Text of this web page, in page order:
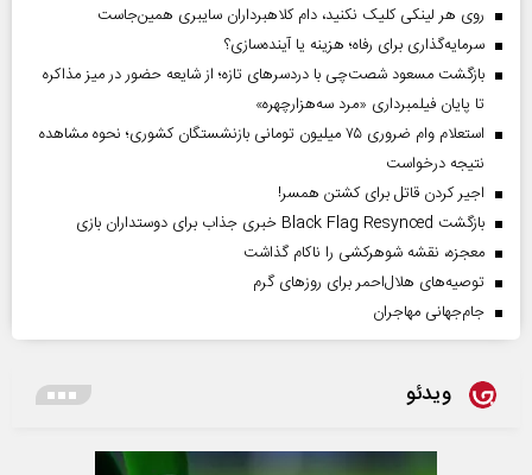
روی هر لینکی کلیک نکنید، دام کلاهبرداران سایبری همین‌جاست
سرمایه‌گذاری برای رفاه؛ هزینه یا آینده‌سازی؟
بازگشت مسعود شصت‌چی با دردسر‌های تازه؛ از شایعه حضور در میز مذاکره
تا پایان فیلمبرداری «مرد سه‌هزارچهره»
استعلام وام ضروری ۷۵ میلیون تومانی بازنشستگان کشوری؛ نحوه مشاهده
نتیجه درخواست
اجیر کردن قاتل برای کشتن همسر!
بازگشت Black Flag Resynced خبری جذاب برای دوستداران بازی
معجزه، نقشه شوهرکشی را ناکام گذاشت
توصیه‌های هلال‌احمر برای روز‌های گرم
جام‌جهانی مهاجران
ویدئو